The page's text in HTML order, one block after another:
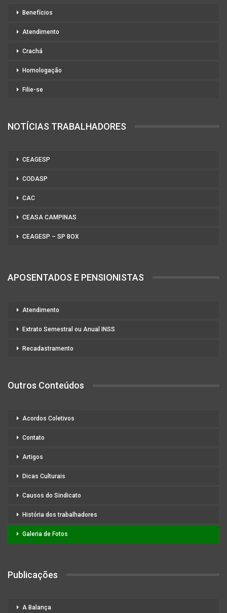
Benefícios
Atendimento
Crachá
Homologação
Filie-se
NOTÍCIAS TRABALHADORES
CEAGESP
CODASP
CAC
CEASA CAMPINAS
CEAGESP – SP BOX
APOSENTADOS E PENSIONISTAS
Atendimento
Extrato Semestral ou Anual INSS
Recadastramento
Outros Conteúdos
Acordos Coletivos
Contato
Artigos
Dicas Culturais
Causos do Sindicato
História dos trabalhadores
Galeria de Fotos
Publicações
A Balança